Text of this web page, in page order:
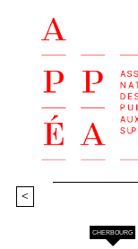
<
CHERBOURG